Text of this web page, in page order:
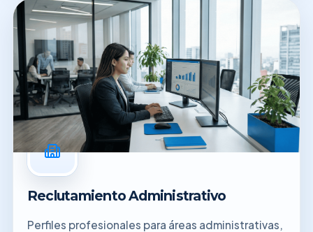
Reclutamiento Administrativo
Perfiles profesionales para áreas administrativas,